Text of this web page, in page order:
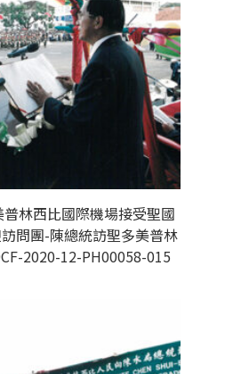
林西比國際機場接受聖國
問團-陳總統訪聖多美普林
2020-12-PH00058-015